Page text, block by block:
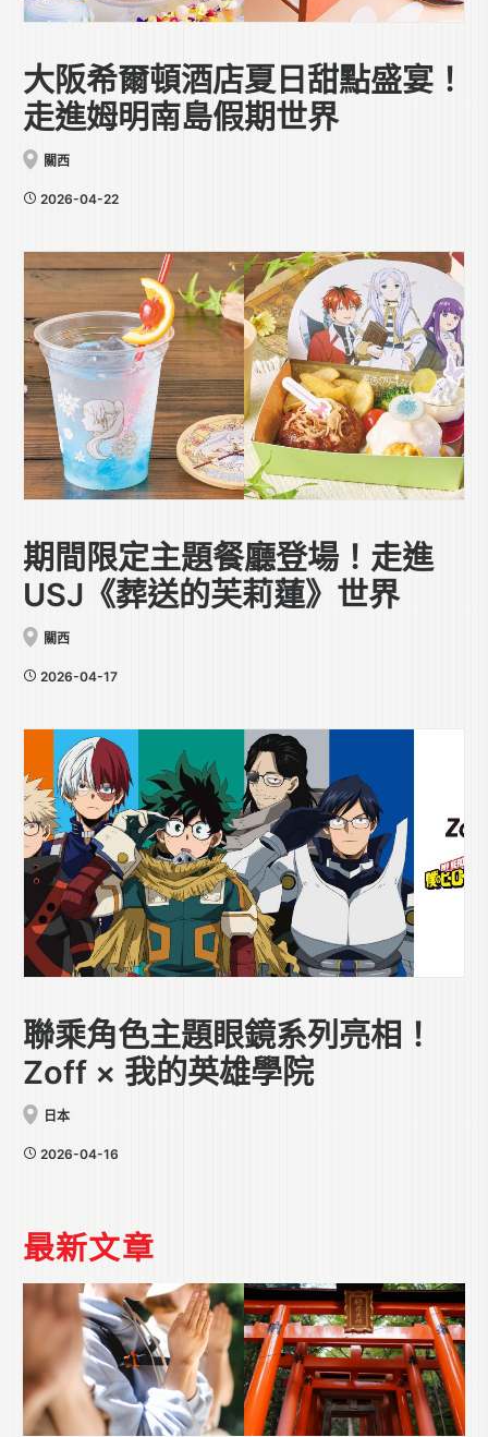
大阪希爾頓酒店夏日甜點盛宴！
走進姆明南島假期世界
關西
2026-04-22
期間限定主題餐廳登場！走進
USJ《葬送的芙莉蓮》世界
關西
2026-04-17
聯乘角色主題眼鏡系列亮相！
Zoff × 我的英雄學院
日本
2026-04-16
最新文章